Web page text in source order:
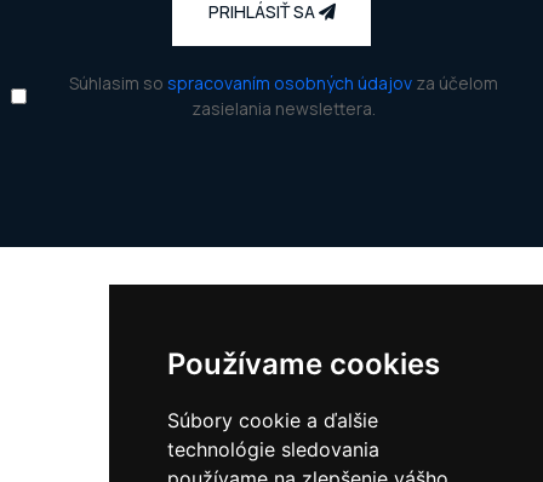
Používame cookies
Súbory cookie a ďalšie
technológie sledovania
PRIHLÁSIŤ SA
Súhlasim so spracovaním osobných údajovza účelom
zasielania newslettera.
Adresa:
821 08 Bratislava
Slovensko